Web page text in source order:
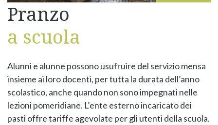
Pranzo
a scuola
Alunni e alunne possono usufruire del servizio mensa
insieme ai loro docenti, per tutta la durata dell’anno
scolastico, anche quando non sono impegnati nelle
lezioni pomeridiane. L’ente esterno incaricato dei
pasti offre tariffe agevolate per gli utenti della scuola.